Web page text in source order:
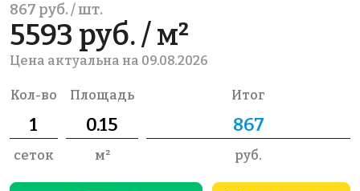
867 руб. / шт.
5593 руб. / м²
Цена актуальна на 09.08.2026
Кол-во
сеток
Площадь
м²
Итог
руб.